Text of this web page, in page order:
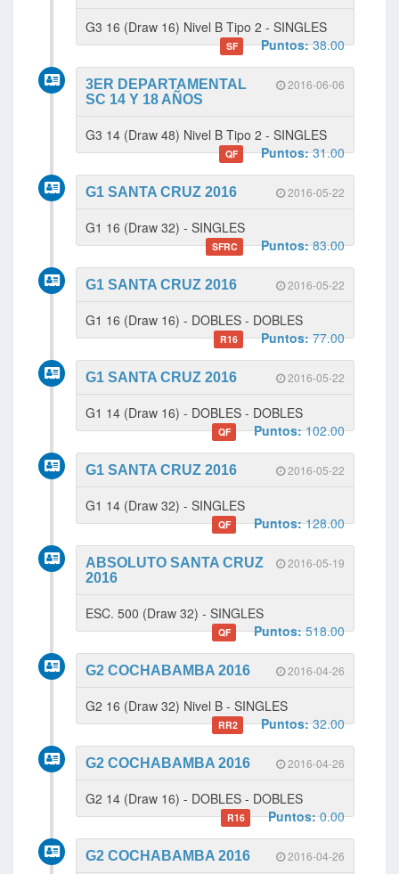
G3 16 (Draw 16) Nivel B Tipo 2 - SINGLES
SF Puntos:38.00
2016-06-06
3ER DEPARTAMENTAL
SC 14 Y 18 AÑOS
G3 14 (Draw 48) Nivel B Tipo 2 - SINGLES
QF Puntos:31.00
2016-05-22
G1 SANTA CRUZ 2016
G1 16 (Draw 32) - SINGLES
SFRC Puntos:83.00
2016-05-22
G1 SANTA CRUZ 2016
G1 16 (Draw 16) - DOBLES - DOBLES
R16 Puntos:77.00
2016-05-22
G1 SANTA CRUZ 2016
G1 14 (Draw 16) - DOBLES - DOBLES
QF Puntos:102.00
2016-05-22
G1 SANTA CRUZ 2016
G1 14 (Draw 32) - SINGLES
QF Puntos:128.00
2016-05-19
ABSOLUTO SANTA CRUZ
2016
ESC. 500 (Draw 32) - SINGLES
QF Puntos:518.00
2016-04-26
G2 COCHABAMBA 2016
G2 16 (Draw 32) Nivel B - SINGLES
RR2 Puntos:32.00
2016-04-26
G2 COCHABAMBA 2016
G2 14 (Draw 16) - DOBLES - DOBLES
R16 Puntos:0.00
2016-04-26
G2 COCHABAMBA 2016